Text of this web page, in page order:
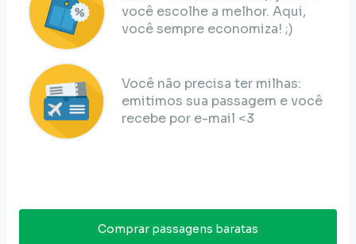
você escolhe a melhor. Aqui,
você sempre economiza! ;)
Você não precisa ter milhas:
emitimos sua passagem e você
recebe por e-mail <3
Comprar passagens baratas